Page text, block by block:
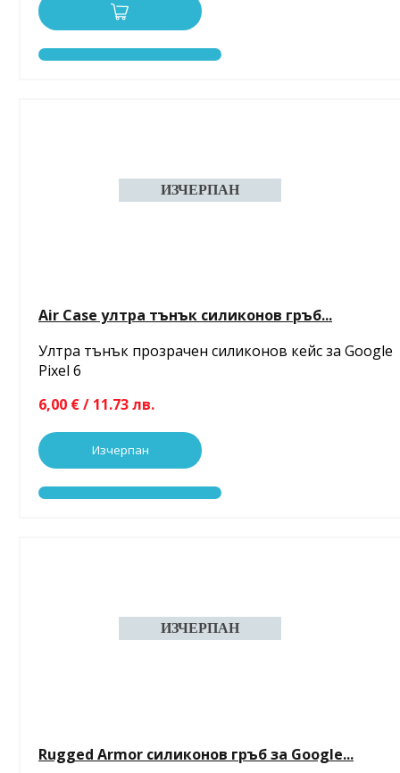
Air Case ултра тънък силиконов гръб...
Ултра тънък прозрачен силиконов кейс за Google
Pixel 6
6,00 € / 11.73 лв.
Изчерпан
Rugged Armor силиконов гръб за Google...